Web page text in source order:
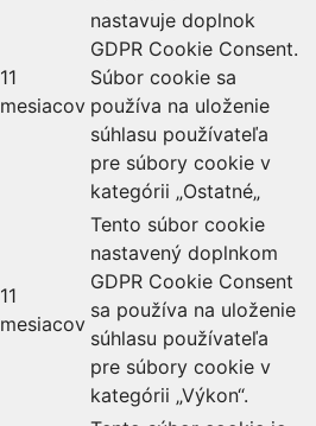
11
mesiacov
nastavuje doplnok
GDPR Cookie Consent.
Súbor cookie sa
používa na uloženie
súhlasu používateľa
pre súbory cookie v
kategórii „Ostatné„
11
mesiacov
Tento súbor cookie
nastavený doplnkom
GDPR Cookie Consent
sa používa na uloženie
súhlasu používateľa
pre súbory cookie v
kategórii „Výkon“.